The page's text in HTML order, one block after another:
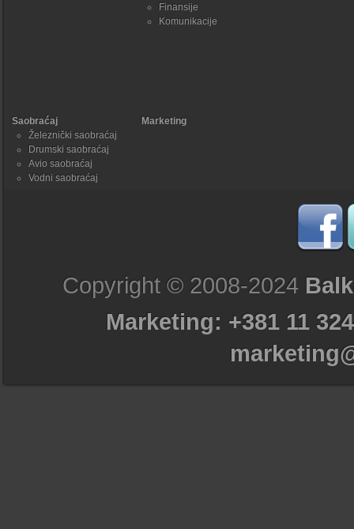
Finansije
Komunikacije
Saobraćaj
Železnički saobraćaj
Drumski saobraćaj
Avio saobraćaj
Vodni saobraćaj
Marketing
Copyright © 2008-2024
Marketing: +381 11